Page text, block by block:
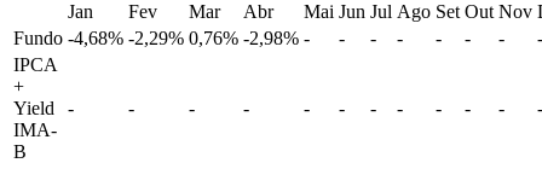
Jan
Fev Mar Abr Mai Jun Jul Ago Set Out Nov
Fundo -4,68% -2,29% 0,76% -2,98% - - - - - - -
-
IPCA
+
Yield
IMA-
B
- - - - - - - - - - - -